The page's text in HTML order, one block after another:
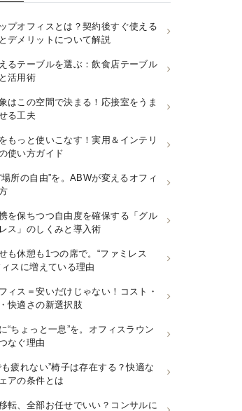
プオフィスとは？契約後すぐ使える
デメリットについて解説
るテーブルを選ぶ：飲食店テーブル
活用術
はこの空間で決まる！応接室をうま
る工夫
もっと使いこなす！実用＆インテリ
使い方ガイド
所の自由”を。ABWが変えるオフィ
を保ちつつ自由度を確保する「グル
ス」のしくみと導入術
も休憩も1つの席で。“ファミレス
ィスに増えている理由
ィス＝安いだけじゃない！コスト・
快適さの新選択肢
“ちょっと一息”を。オフィスラウン
なぐ理由
疲れない”椅子は存在する？快適な
アの条件とは
転、全部お任せでいい？コンサルに